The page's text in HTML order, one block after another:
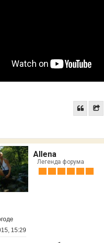
Allena
Легенда форума
15:29